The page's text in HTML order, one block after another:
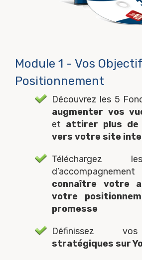
Module 1 - Vos
Positionnement
Découvrez les 5
augmenter vos
et attirer plus de
vers votre site
Téléchargez
connaître votre
votre
promesse
Définissez
stratégiques sur